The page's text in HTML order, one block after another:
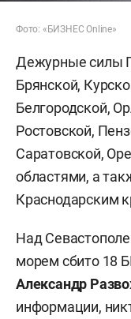
Фото: «БИЗНЕС Online»
Дежурные силы
Брянской,
Белгородской,
Ростовской,
Саратовской,
областями, а
Краснодарским
Над
морем сбито 18
Александр
информации,